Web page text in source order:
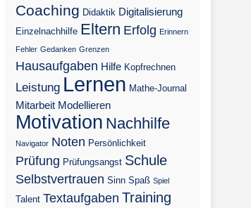
Coaching Didaktik Digitalisierung
Einzelnachhilfe Eltern Erfolg Erinnern
Fehler Gedanken Grenzen
Hausaufgaben Hilfe Kopfrechnen
Leistung Lernen Mathe-Journal
Mitarbeit Modellieren
Motivation Nachhilfe
Navigator Noten Persönlichkeit
Prüfung Prüfungsangst Schule
Selbstvertrauen Sinn Spaß Spiel
Talent Textaufgaben Training